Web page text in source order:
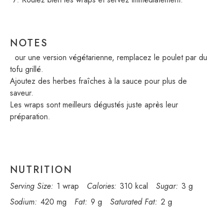
NOTES
Pour une version végétarienne, remplacez le poulet par du
tofu grillé.
Ajoutez des herbes fraîches à la sauce pour plus de
saveur.
Les wraps sont meilleurs dégustés juste après leur
préparation.
NUTRITION
Serving Size: 1 wrap Calories: 310 kcal Sugar: 3 g
Sodium: 420 mg Fat: 9 g Saturated Fat: 2 g